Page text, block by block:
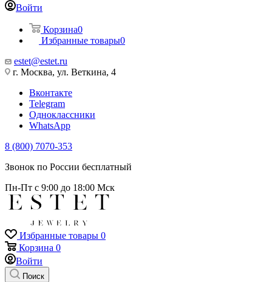
Войти
Корзина0
Избранные товары0
estet@estet.ru
г. Москва, ул. Веткина, 4
Вконтакте
Telegram
Одноклассники
WhatsApp
8 (800) 7070-353
Звонок по России бесплатный
Пн-Пт с 9:00 до 18:00 Мск
Избранные товары 0
Корзина 0
Войти
Поиск